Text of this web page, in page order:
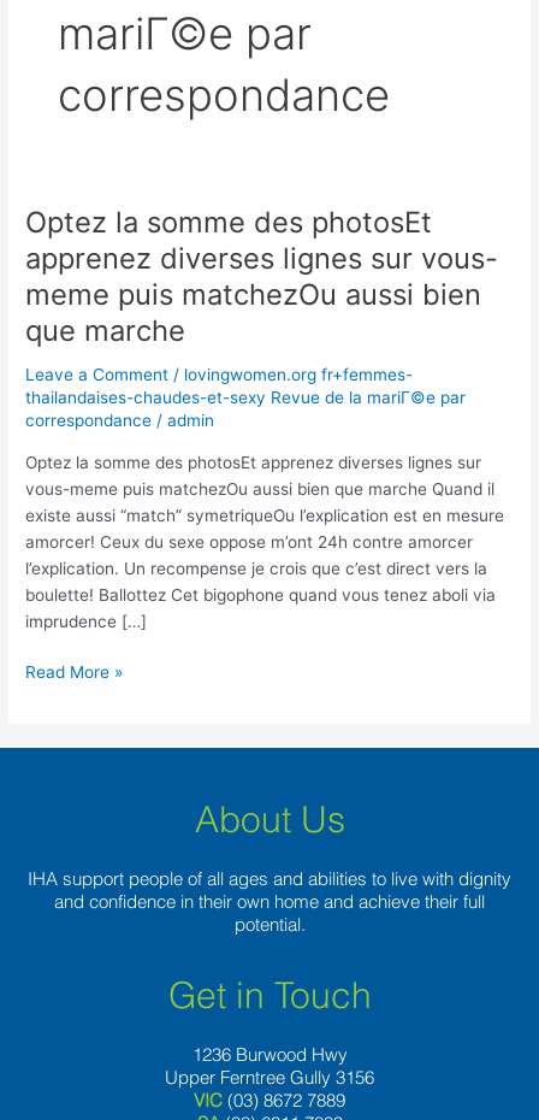
mariГ©e par
correspondance
Optez la somme des photosEt
apprenez diverses lignes sur vous-
meme puis matchezOu aussi bien
que marche
Leave a Comment / lovingwomen.org fr+femmes-
thailandaises-chaudes-et-sexy Revue de la mariГ©e par
correspondance /admin
Optez la somme des photosEt apprenez diverses lignes sur
vous-meme puis matchezOu aussi bien que marche Quand il
existe aussi “match” symetriqueOu l’explication est en mesure
amorcer! Ceux du sexe oppose m’ont 24h contre amorcer
l’explication. Un recompense je crois que c’est direct vers la
boulette! Ballottez Cet bigophone quand vous tenez aboli via
imprudence […]
Optez
somme
des
photosEt
apprenez
diverses
lignes
sur
vous-
meme
puis
matchezOu
aussi
bien
que
Read More »
About Us
IHA support people of all ages and abilities to live with dignity
and confidence in their own home and achieve their full
potential.
Get in Touch
1236 Burwood Hwy
Upper Ferntree Gully 3156
VIC (03) 8672 7889